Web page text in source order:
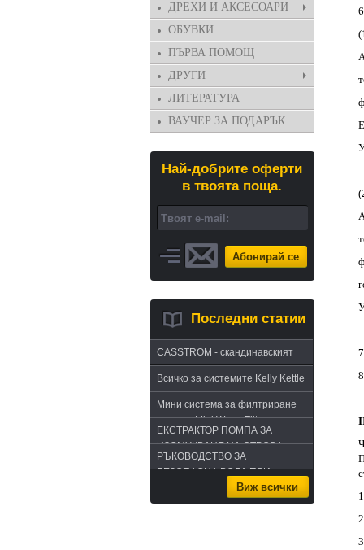
ДРЕХИ И АКСЕСОАРИ
ОБУВКИ
ПЪРВА ПОМОЩ
ДРУГИ
ЛИТЕРАТУРА
ВАУЧЕР ЗА ПОДАРЪК
Най-добрите оферти
в твоята поща.
Абонирай се
Последни статии
CASSTROM - скандинавският
път в оцеляването или
бушкрафт по лапландски
Всичко за системите Kelly Kettle
Мини система за филтриране
на вода Mini Water Filter
ЕКСТРАКТОР ПОМПА ЗА
ИЗСМУКВАНЕ НА ОТРОВА -
комплект за извличане на
РЪКОВОДСТВО ЗА
БЕЗОПАСНА ВОДА ПРИ
Виж всички